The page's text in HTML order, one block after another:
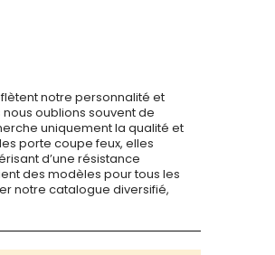
notre personnalité et
oublions souvent de
uniquement la qualité et
porte coupe feux, elles
d’une résistance
des modèles pour tous les
notre catalogue diversifié,